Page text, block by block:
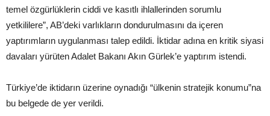
temel özgürlüklerin ciddi ve kasıtlı ihlallerinden sorumlu
yetkililere”, AB’deki varlıkların dondurulmasını da içeren
yaptırımların uygulanması talep edildi. İktidar adına en kritik siyasi
davaları yürüten Adalet Bakanı Akın Gürlek’e yaptırım istendi.
Türkiye’de iktidarın üzerine oynadığı “ülkenin stratejik konumu”na
bu belgede de yer verildi.